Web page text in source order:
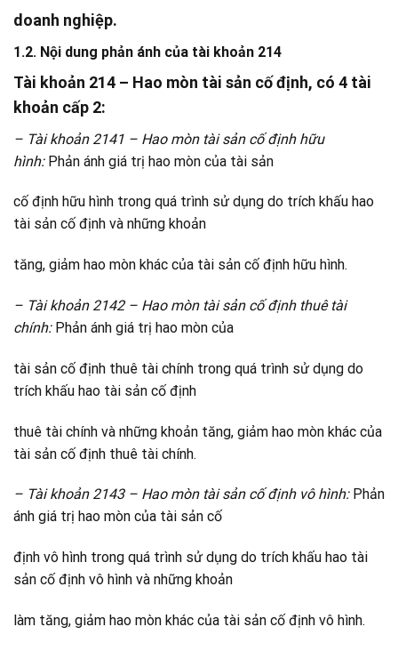
doanh nghiệp.
1.2. Nội dung phản ánh của tài khoản 214
Tài khoản 214 – Hao mòn tài sản cố định, có 4 tài
khoản cấp 2:
– Tài khoản 2141 – Hao mòn tài sản cố định hữu
hình:Phản ánh giá trị hao mòn của tài sản
cố định hữu hình trong quá trình sử dụng do trích khấu hao
tài sản cố định và những khoản
tăng, giảm hao mòn khác của tài sản cố định hữu hình.
– Tài khoản 2142 – Hao mòn tài sản cố định​ thuê tài
chính:Phản ánh giá trị hao mòn của
tài sản cố định thuê tài chính trong quá trình sử dụng do
trích khấu hao tài sản cố định
thuê tài chính và những khoản tăng, giảm hao mòn khác của
tài sản cố định thuê tài chính.
– Tài khoản 2143 – Hao mòn tài sản cố định​ vô hình:Phản
ánh giá trị hao mòn của tài sản cố
định vô hình trong quá trình sử dụng do trích khấu hao tài
sản cố định vô hình và những khoản
làm tăng, giảm hao mòn khác của tài sản cố định vô hình.